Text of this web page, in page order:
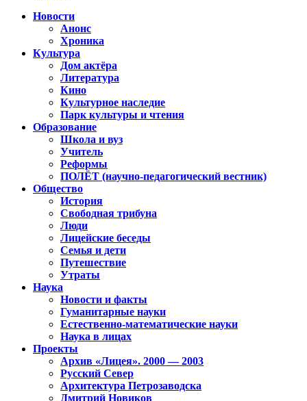
Новости
Анонс
Хроника
Культура
Дом актёра
Литература
Кино
Культурное наследие
Парк культуры и чтения
Образование
Школа и вуз
Учитель
Реформы
ПОЛЁТ (научно-педагогический вестник)
Общество
История
Свободная трибуна
Люди
Лицейские беседы
Семья и дети
Путешествие
Утраты
Наука
Новости и факты
Гуманитарные науки
Естественно-математические науки
Наука в лицах
Проекты
Архив «Лицея». 2000 — 2003
Русский Север
Архитектура Петрозаводска
Дмитрий Новиков